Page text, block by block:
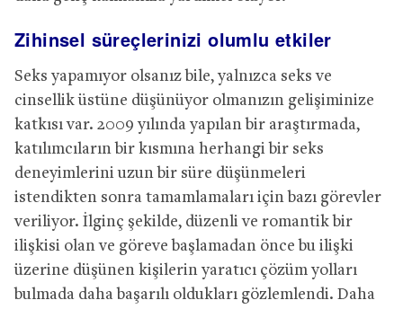
Zihinsel süreçlerinizi olumlu etkiler
Seks yapamıyor olsanız bile, yalnızca seks ve
cinsellik üstüne düşünüyor olmanızın gelişiminize
katkısı var. 2009 yılında yapılan bir araştırmada,
katılımcıların bir kısmına herhangi bir seks
deneyimlerini uzun bir süre düşünmeleri
istendikten sonra tamamlamaları için bazı görevler
veriliyor. İlginç şekilde, düzenli ve romantik bir
ilişkisi olan ve göreve başlamadan önce bu ilişki
üzerine düşünen kişilerin yaratıcı çözüm yolları
bulmada daha başarılı oldukları gözlemlendi. Daha